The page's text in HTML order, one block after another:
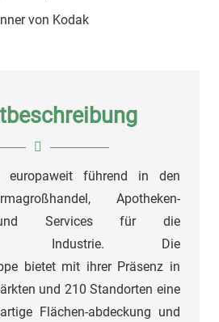
von Kodak
europaweit führend in den
Apotheken-
und Services für die
Industrie. Die
bietet mit ihrer Präsenz in
und 210 Standorten eine
Flächen-abdeckung und